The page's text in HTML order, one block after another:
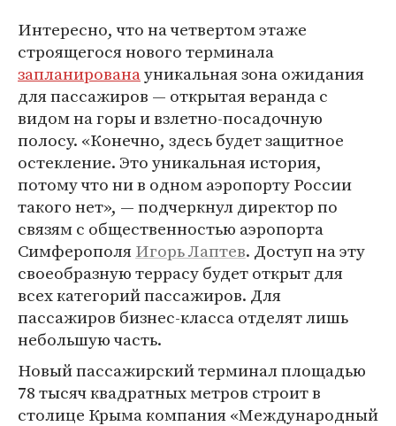
Интересно, что на четвертом этаже
строящегося нового терминала
запланированауникальная зона ожидания
для пассажиров — открытая веранда с
видом на горы и взлетно-посадочную
полосу. «Конечно, здесь будет защитное
остекление. Это уникальная история,
потому что ни в одном аэропорту России
такого нет», — подчеркнул директор по
связям с общественностью аэропорта
СимферополяИгорь Лаптев. Доступ на эту
своеобразную террасу будет открыт для
всех категорий пассажиров. Для
пассажиров бизнес-класса отделят лишь
небольшую часть.
Новый пассажирский терминал площадью
78 тысяч квадратных метров строит в
столице Крыма компания «Международный